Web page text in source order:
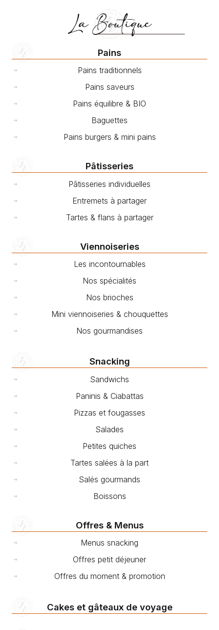
La Boutique
Pains
Pains traditionnels
Pains saveurs
Pains équilibre & BIO
Baguettes
Pains burgers & mini pains
Pâtisseries
Pâtisseries individuelles
Entremets à partager
Tartes & flans à partager
Viennoiseries
Les incontournables
Nos spécialités
Nos brioches
Mini viennoiseries & chouquettes
Nos gourmandises
Snacking
Sandwichs
Paninis & Ciabattas
Pizzas et fougasses
Salades
Petites quiches
Tartes salées à la part
Salés gourmands
Boissons
Offres & Menus
Menus snacking
Offres petit déjeuner
Offres du moment & promotion
Cakes et gâteaux de voyage